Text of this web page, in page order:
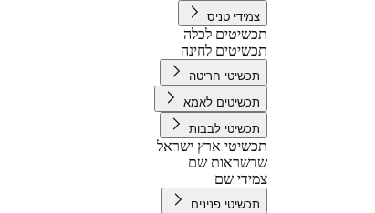
צמידי טניס
תכשיטים לכלה
תכשיטים לחינה
תכשיטי חריטה
תכשיטים לאמא
תכשיטי לבבות
תכשיטי ארץ ישראל
שרשראות שם
צמידי שם
תכשיטי פנינים